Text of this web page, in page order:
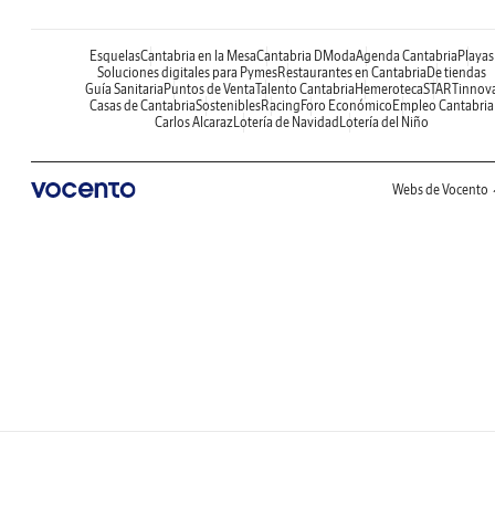
EsquelasCantabria en la MesaCantabria DModaAgenda Cantabria Playas
Soluciones digitales para PymesRestaurantes en Cantabria De tiendas
Guía Sanitaria Puntos de VentaTalento Cantabria Hemeroteca
Casas de CantabriaSosteniblesRacing Foro Económico Empleo Cantabria
Carlos AlcarazLotería de Navidad Lotería del Niño
Webs de Vocento